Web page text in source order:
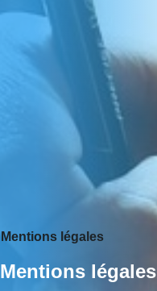
Mentions légales
Mentions légales